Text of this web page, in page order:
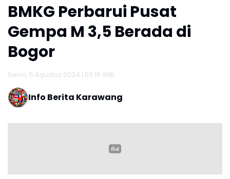
BMKG Perbarui Pusat
Gempa M 3,5 Berada di
Bogor
Senin, 5 Agustus 2024 | 00:16 WIB
Info Berita Karawang